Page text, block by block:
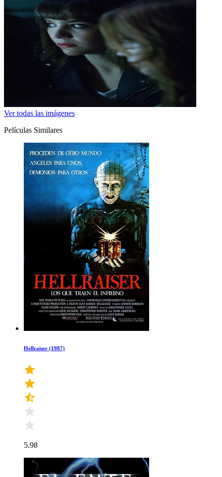
Ver todas las imágenes
Películas Similares
Hellraiser (1987)
5.98